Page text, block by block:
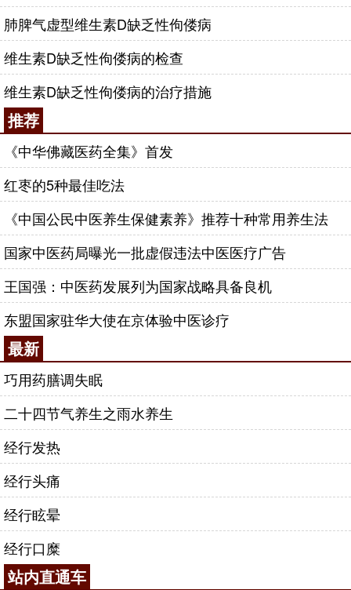
肺脾气虚型维生素D缺乏性佝偻病
维生素D缺乏性佝偻病的检查
维生素D缺乏性佝偻病的治疗措施
推荐
《中华佛藏医药全集》首发
红枣的5种最佳吃法
《中国公民中医养生保健素养》推荐十种常用养生法
国家中医药局曝光一批虚假违法中医医疗广告
王国强：中医药发展列为国家战略具备良机
东盟国家驻华大使在京体验中医诊疗
最新
巧用药膳调失眠
二十四节气养生之雨水养生
经行发热
经行头痛
经行眩晕
经行口糜
站内直通车